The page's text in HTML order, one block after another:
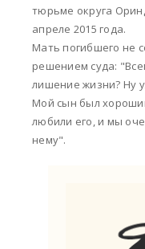
тюрьме округа
апреле 2015 года.
Мать погибшего не
решением суда:
лишение жизни? Ну
Мой сын был
любили его, и мы
нему".